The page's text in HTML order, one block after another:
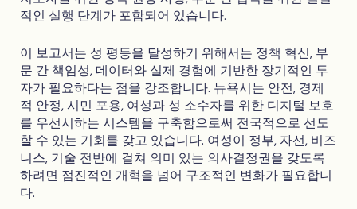
적인 실행 단계가 포함되어 있습니다.
이 보고서는 성 평등을 달성하기 위해서는 정책 혁신, 부
문 간 책임성, 데이터와 실제 경험에 기반한 장기적인 투
자가 필요하다는 점을 강조합니다. 뉴욕시는 안전, 경제
적 안정, 시민 포용, 여성과 성 소수자를 위한 디지털 보호
를 우선시하는 시스템을 구축함으로써 전국적으로 선도
할 수 있는 기회를 갖고 있습니다. 여성이 정부, 자선, 비즈
니스, 기술 전반에 걸쳐 의미 있는 의사결정권을 갖도록
하려면 점진적인 개혁을 넘어 구조적인 변화가 필요합니
다.